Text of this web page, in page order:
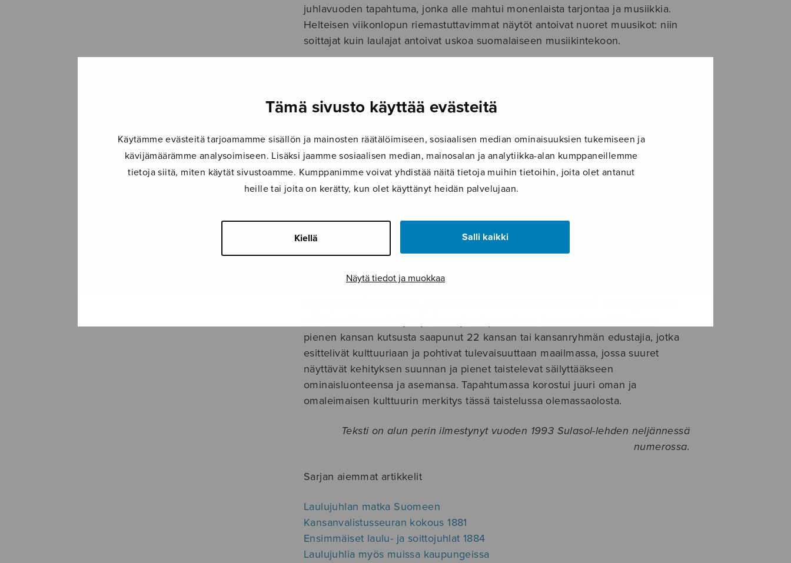
Tämä sivusto käyttää evästeitä
Käytämme evästeitä tarjoamamme sisällön ja mainosten räätälöimiseen, sosiaalisen median ominaisuuksien tukemiseen ja
kävijämäärämme analysoimiseen. Lisäksi jaamme sosiaalisen median, mainosalan ja analytiikka-alan kumppaneillemme
tietoja siitä, miten käytät sivustoamme. Kumppanimme voivat yhdistää näitä tietoja muihin tietoihin, joita olet antanut
heille tai joita on kerätty, kun olet käyttänyt heidän palvelujaan.
Kiellä Salli kaikki
Näytä tiedot ja muokkaa
juhlavuoden tapahtuma, jonka alle mahtui monenlaista tarjontaa ja musiikkia.
Helteisen viikonlopun riemastuttavimmat näytöt antoivat nuoret muusikot: niin
soittajat kuin laulajat antoivat uskoa suomalaiseen musiikintekoon.
kesäkaupungissa. Onnellisista merkeistä eniten iloa niin järjestäjille kuin
osallistujille tuotti varmasti lähes ympäri vuorokauden säteillyt aurinko, joka loi
juhliin juuri sitä tunnelmaa, jota siihen oltiin haettu: valoisaa itsenäisyyden iloa.
Suurimmalle osalle osallistujista tapahtuma oli yhtä kuin sen loppuhuipennus
kesäkuun toisena viikonloppuna. Joensuussa oli kuitenkin silloin jo viikon ajan
tutustuttu Euroopan pieniin kansoihin, pohdittu musiikkikasvatuksen olemusta,
kyseessä oli enemmänkin suomalaisen kulttuurin laajakulmakuva, jossa riitti niin
syvyyttä kuin leveyttä.
pienen kansan kutsusta saapunut 22 kansan tai kansanryhmän edustajia, jotka
esittelivät kulttuuriaan ja pohtivat tulevaisuuttaan maailmassa, jossa suuret
näyttävät kehityksen suunnan ja pienet taistelevat säilyttääkseen
ominaisluonteensa ja asemansa. Tapahtumassa korostui juuri oman ja
omaleimaisen kulttuurin merkitys tässä taistelussa olemassaolosta.
Teksti on alun perin ilmestynyt vuoden 1993 Sulasol-lehden neljännessä
numerossa.
Sarjan aiemmat artikkelit
Laulujuhlan matka Suomeen
Kansanvalistusseuran kokous 1881
Ensimmäiset laulu- ja soittojuhlat 1884
Laulujuhlia myös muissa kaupungeissa